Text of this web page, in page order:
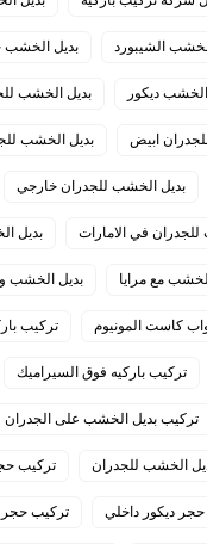
الشيبورد بديل الخشب
ديكور بديل الخشب
ابيض بديل الخشب
بديل الخشب للجدران خارجي
في الامارات بديل
مع مرايا بديل الخشب
كاست المونيوم تركيب
تركيب باركيه فوق السيراميك
تركيب بديل الخشب على الجدران
الخشب للجدران تركيب
ديكور داخلي تركيب